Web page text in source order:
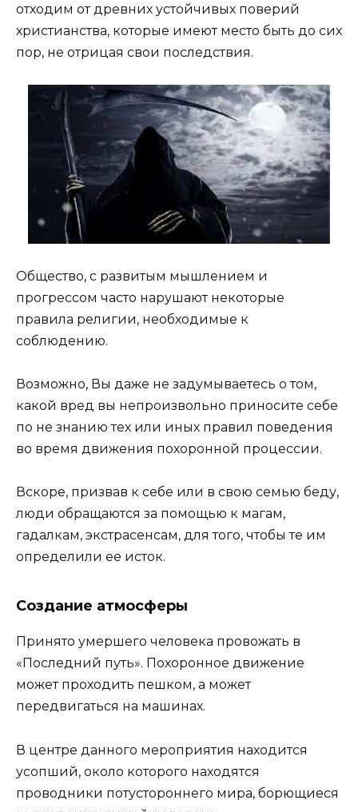
отходим от древних устойчивых поверий
христианства, которые имеют место быть до сих
пор, не отрицая свои последствия.
Общество, с развитым мышлением и
прогрессом часто нарушают некоторые
правила религии, необходимые к
соблюдению.
Возможно, Вы даже не задумываетесь о том,
какой вред вы непроизвольно приносите себе
по не знанию тех или иных правил поведения
во время движения похоронной процессии.
Вскоре, призвав к себе или в свою семью беду,
люди обращаются за помощью к магам,
гадалкам, экстрасенсам, для того, чтобы те им
определили ее исток.
Создание атмосферы
Принято умершего человека провожать в
«Последний путь». Похоронное движение
может проходить пешком, а может
передвигаться на машинах.
В центре данного мероприятия находится
усопший, около которого находятся
проводники потустороннего мира, борющиеся